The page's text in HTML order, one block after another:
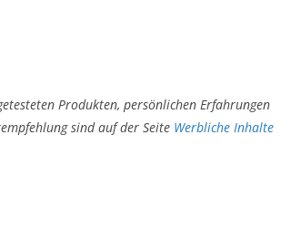
Produkten, persönlichen Erfahrungen
sind auf der Seite Werbliche Inhalte